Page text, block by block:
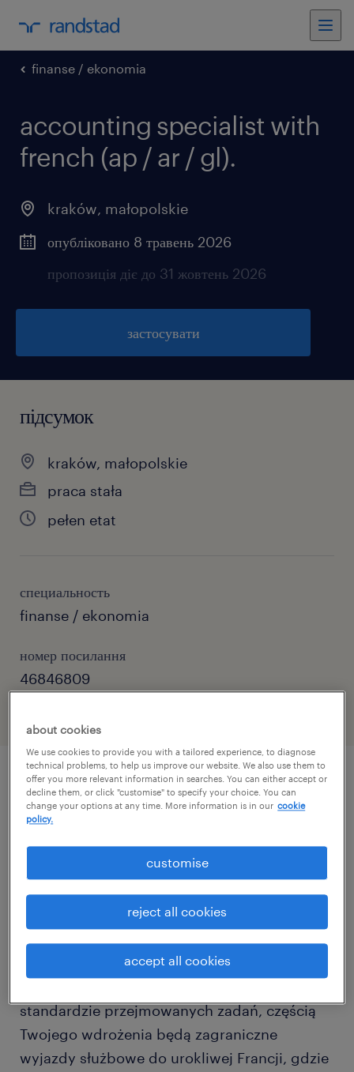
finanse / ekonomia
accounting specialist with
french (ap / ar / gl).
kraków, małopolskie
опубліковано 8 травень 2026
пропозиція діє до 31 жовтень 2026
застосувати
підсумок
kraków, małopolskie
praca stała
pełen etat
специальность
finanse / ekonomia
номер посилання
46846809
описание должности
Budujemy od podstaw nowoczesne Centrum
Usług Wspólnych (GBS) dla światowego
lidera z sektora technologiczno-
inżynieryjnego. To unikalny projekt typu
Greenfield, który daje Ci realny wpływ na
kształtowanie procesów finansowych.
standardzie przejmowanych zadań, częścią
Twojego wdrożenia będą zagraniczne
wyjazdy służbowe do urokliwej Francji, gdzie
about cookies
We use cookies to provide you with a tailored experience, to diagnose
technical problems, to help us improve our website. We also use them to
offer you more relevant information in searches. You can either accept or
decline them, or click "customise" to specify your choice. You can
change your options at any time. More information is in our cookie
policy.
accept all cookies
reject all cookies
customise